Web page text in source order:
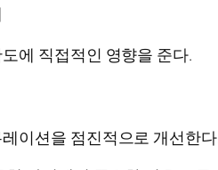
에 직접적인 영향을 준다.
이션을 점진적으로 개선한